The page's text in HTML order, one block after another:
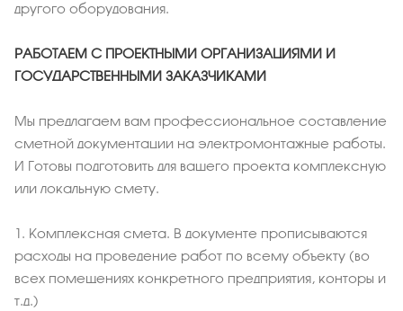
другого оборудования.
РАБОТАЕМ С ПРОЕКТНЫМИ ОРГАНИЗАЦИЯМИ И
ГОСУДАРСТВЕННЫМИ ЗАКАЗЧИКАМИ
Мы предлагаем вам профессиональное составление
сметной документации на электромонтажные работы.
И Готовы подготовить для вашего проекта комплексную
или локальную смету.
1. Комплексная смета. В документе прописываются
расходы на проведение работ по всему объекту (во
всех помещениях конкретного предприятия, конторы и
т.д.)